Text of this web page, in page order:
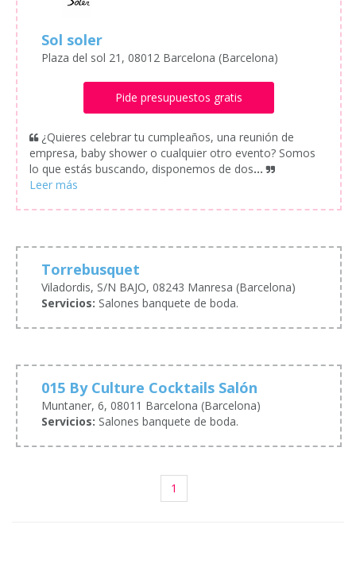
Sol soler
Plaza del sol 21, 08012 Barcelona (Barcelona)
Pide presupuestos gratis
¿Quieres celebrar tu cumpleaños, una reunión de
empresa, baby shower o cualquier otro evento? Somos
lo que estás buscando, disponemos de dos...
Torrebusquet
Viladordis, S/N BAJO, 08243 Manresa (Barcelona)
Servicios: Salones banquete de boda.
015 By Culture Cocktails Salón
Muntaner, 6, 08011 Barcelona (Barcelona)
Servicios: Salones banquete de boda.
1